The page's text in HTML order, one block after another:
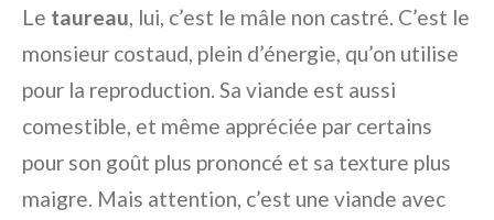
Le taureau, lui, c’est le mâle non castré. C’est le
monsieur costaud, plein d’énergie, qu’on utilise
pour la reproduction. Sa viande est aussi
comestible, et même appréciée par certains
pour son goût plus prononcé et sa texture plus
maigre. Mais attention, c’est une viande avec